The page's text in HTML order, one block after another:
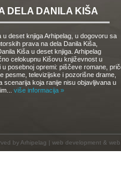
DELA DANILA KIŠA
u deset knjiga Arhipelag, u dogovoru sa
prava na dela Danila Kiša,
Kiša u deset knjiga. Arhipelag
celokupnu Kišovu književnost u
u posebnoj opremi: piščeve romane,
pesme, televizijske i pozorišne drame,
scenarija koja ranije nisu objavljivana u
više informacija »
by Arhipelag | web development &